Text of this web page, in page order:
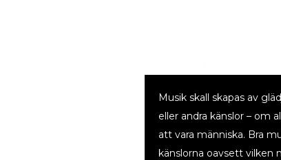
Musik skall skapas av
eller andra känslor – om
att vara människa. Bra
känslorna oavsett vilken